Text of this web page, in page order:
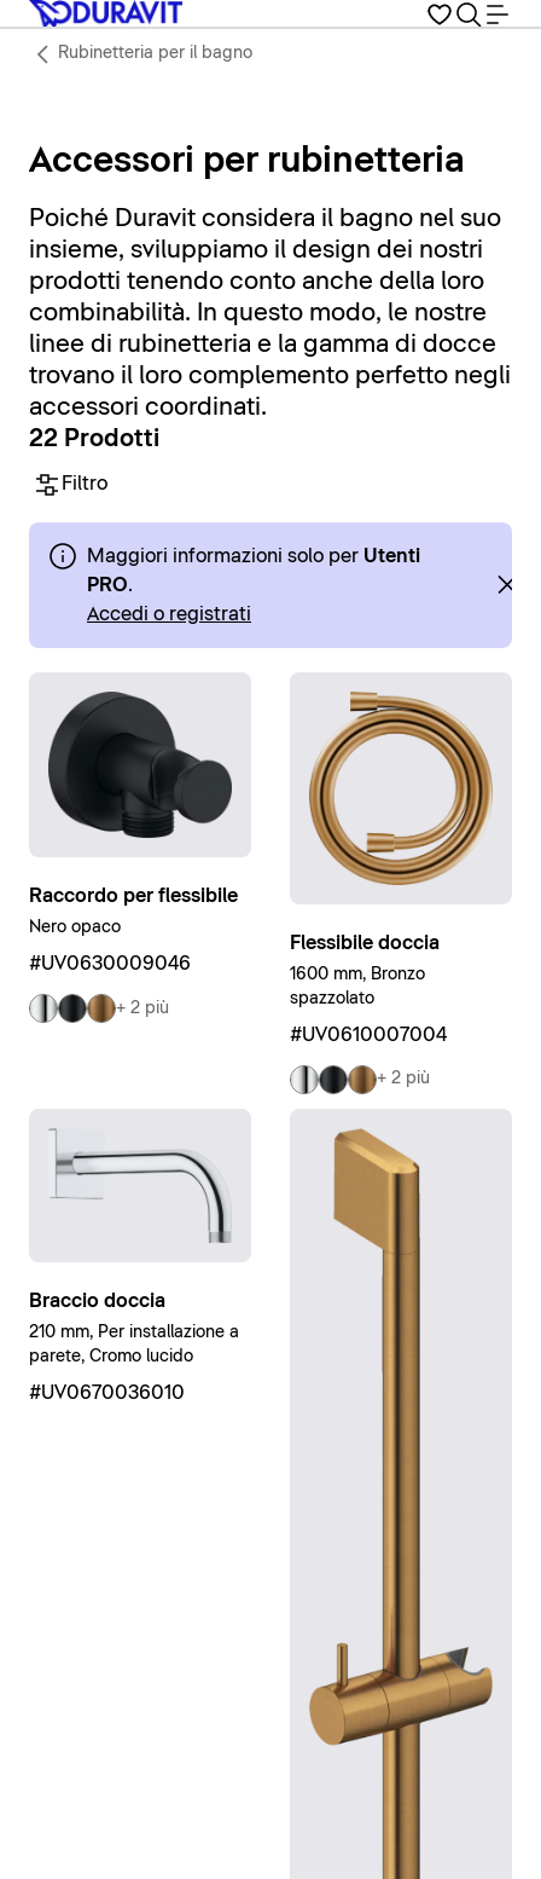
Rubinetteria per il bagno
Accessori per rubinetteria
Poiché Duravit considera il bagno nel suo
insieme, sviluppiamo il design dei nostri
prodotti tenendo conto anche della loro
combinabilità. In questo modo, le nostre
linee di rubinetteria e la gamma di docce
trovano il loro complemento perfetto negli
accessori coordinati.
22 Prodotti
Filtro
Maggiori informazioni solo per Utenti
PRO.
Accedi o registrati
Raccordo per flessibile
Nero opaco
#UV0630009046
+ 2 più
Flessibile doccia
1600 mm, Bronzo
spazzolato
#UV0610007004
+ 2 più
Braccio doccia
210 mm, Per installazione a
parete, Cromo lucido
#UV0670036010